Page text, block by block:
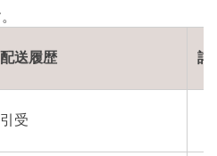
配送履歴 詳
引受